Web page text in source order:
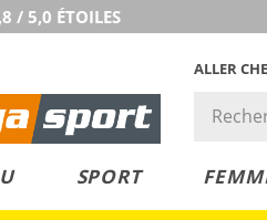
5,0 ÉTOILES
ALLER
SPORT